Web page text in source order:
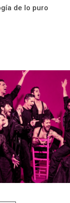
de lo puro